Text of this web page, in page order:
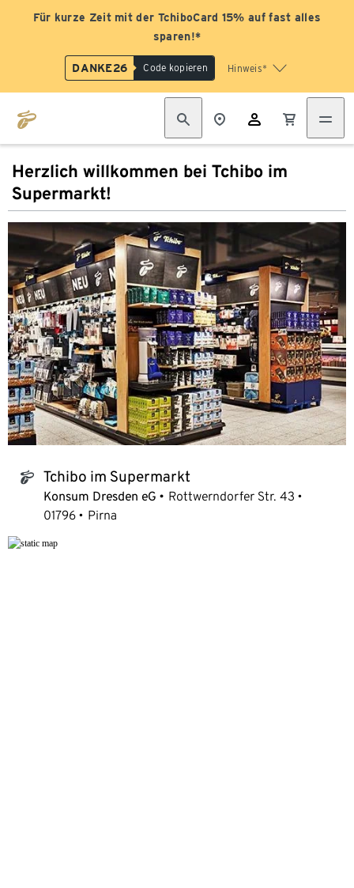
Für kurze Zeit mit der TchiboCard 15% auf fast alles
sparen!*
DANKE26 Code kopieren Hinweis*
Herzlich willkommen bei Tchibo im
Supermarkt!
tchibo_logo Tchibo im Supermarkt
Konsum Dresden eG
Rottwerndorfer Str. 43
01796
Pirna